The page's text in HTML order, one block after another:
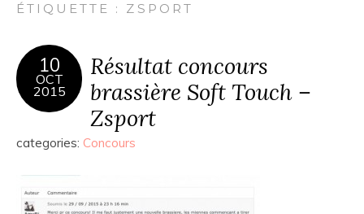
ÉTIQUETTE : ZSPORT
10
OCT
2015
Résultat concours
brassière Soft Touch –
Zsport
categories: Concours